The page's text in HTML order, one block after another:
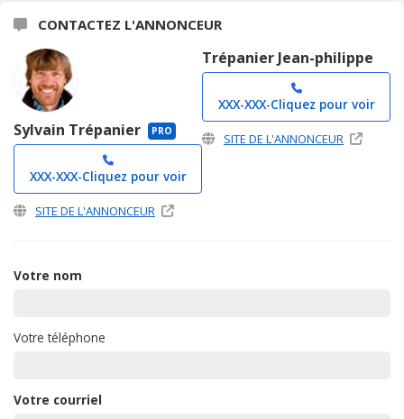
CONTACTEZ L'ANNONCEUR
Sylvain Trépanier PRO
XXX-XXX-Cliquez pour voir
SITE DE L'ANNONCEUR
Trépanier Jean-philippe
XXX-XXX-Cliquez pour voir
SITE DE L'ANNONCEUR
Votre nom
Votre téléphone
Votre courriel